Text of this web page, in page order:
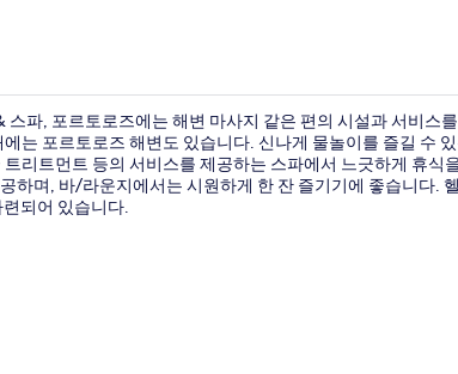
파, 포르토로즈에는 해변 마사지 같은 편의 시설과 서비스
는 포르토로즈 해변도 있습니다. 신나게 물놀이를 즐길 수
리트먼트 등의 서비스를 제공하는 스파에서 느긋하게 휴식
하며, 바/라운지에서는 시원하게 한 잔 즐기기에 좋습니다.
되어 있습니다.